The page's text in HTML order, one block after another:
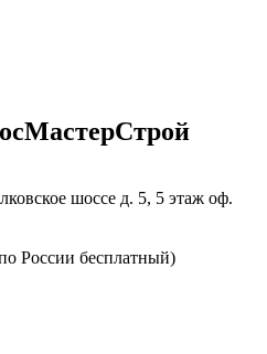
шоссе д. 5, 5 этаж оф.
России бесплатный)